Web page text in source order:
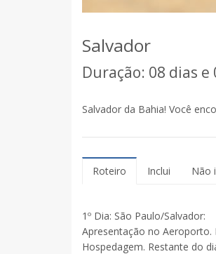
Salvador
Duração: 08 dias
Salvador da Bahia! Você
Roteiro Inclui Não
1º Dia: São Paulo/Salvador:
Apresentação no Aeroporto.
Hospedagem. Restante do